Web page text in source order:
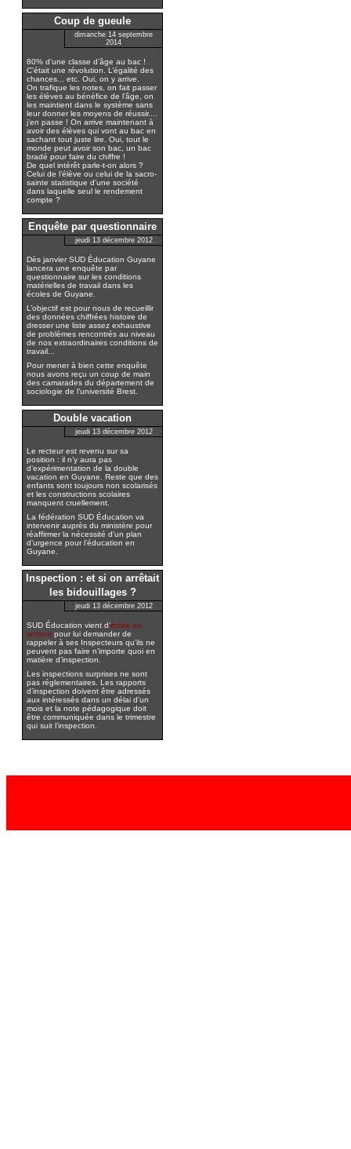
Coup de gueule
dimanche 14 septembre
2014
80% d’une classe d’âge au bac !
C’était une révolution. L’égalité des
chances... etc. Oui, on y arrive.
On trafique les notes, on fait passer
les élèves au bénéfice de l’âge, on
les maintient dans le système sans
leur donner les moyens de réussir....
j’en passe ! On arrive maintenant à
avoir des élèves qui vont au bac en
sachant tout juste lire. Oui, tout le
monde peut avoir son bac, un bac
bradé pour faire du chiffre !
De quel intérêt parle-t-on alors ?
Celui de l’élève ou celui de la sacro-
sainte statistique d’une société
dans laquelle seul le rendement
compte ?
Enquête par questionnaire
jeudi 13 décembre 2012
Dès janvier SUD Éducation Guyane
lancera une enquête par
questionnaire sur les conditions
matérielles de travail dans les
écoles de Guyane.
L’objectif est pour nous de recueillir
des données chiffrées histoire de
dresser une liste assez exhaustive
de problèmes rencontrés au niveau
de nos extraordinaires conditions de
travail...
Pour mener à bien cette enquête
nous avons reçu un coup de main
des camarades du département de
sociologie de l’université Brest.
Double vacation
jeudi 13 décembre 2012
Le recteur est revenu sur sa
position : il n’y aura pas
d’expérimentation de la double
vacation en Guyane. Reste que des
enfants sont toujours non scolarisés
et les constructions scolaires
manquent cruellement.
La fédération SUD Éducation va
intervenir auprès du ministère pour
réaffirmer la nécessité d’un plan
d’urgence pour l’éducation en
Guyane.
Inspection : et si on arrêtait
les bidouillages ?
jeudi 13 décembre 2012
SUD Éducation vient d’écrire au
recteur pour lui demander de
rappeler à ses Inspecteurs qu’ils ne
peuvent pas faire n’importe quoi en
matière d’inspection.
Les inspections surprises ne sont
pas réglementaires. Les rapports
d’inspection doivent être adressés
aux intéressés dans un délai d’un
mois et la note pédagogique doit
être communiquée dans le trimestre
qui suit l’inspection.